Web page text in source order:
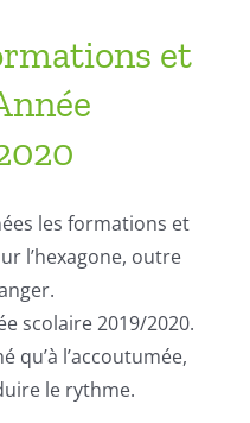
et
les formations et
l’hexagone, outre
scolaire 2019/2020.
qu’à l’accoutumée,
le rythme.